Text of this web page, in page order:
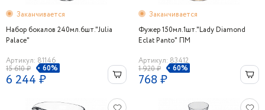
Заканчивается
Набор бокалов 240мл.6шт."Julia
Palace"
Артикул: 81146
15 610 ₽
60%
6 244 ₽
Заканчивается
Фужер 150мл.1шт."Lady Diamond
Eclat Panto" ПМ
Артикул: 83412
1 920 ₽
60%
768 ₽